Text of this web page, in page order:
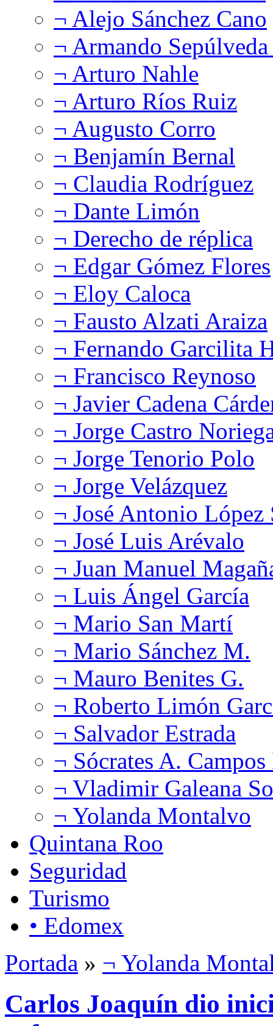
¬ Alejo Sánchez Cano
¬ Armando
¬ Arturo Nahle
¬ Arturo Ríos Ruiz
¬ Augusto Corro
¬ Benjamín Bernal
¬ Claudia Rodríguez
¬ Dante Limón
¬ Derecho de réplica
¬ Edgar Gómez Flores
¬ Eloy Caloca
¬ Fausto Alzati Araiza
¬ Fernando Garcilita
¬ Francisco Reynoso
¬ Javier Cadena
¬ Jorge Castro
¬ Jorge Tenorio Polo
¬ Jorge Velázquez
¬ José Antonio López
¬ José Luis Arévalo
¬ Juan Manuel
¬ Luis Ángel García
¬ Mario San Martí
¬ Mario Sánchez M.
¬ Mauro Benites G.
¬ Roberto Limón
¬ Salvador Estrada
¬ Sócrates A.
¬ Vladimir Galeana
¬ Yolanda Montalvo
Quintana Roo
Seguridad
Turismo
• Edomex
Portada » ¬ Yolanda
Carlos Joaquín dio